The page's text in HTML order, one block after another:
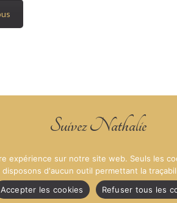
Suivez Nathalie
Facebook
Mentions
expérience sur notre site web. Seuls les
d'aucun outil permettant la
Accepter les cookies
Refuser tous les